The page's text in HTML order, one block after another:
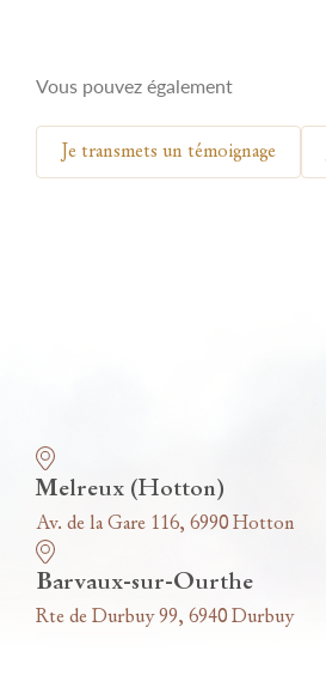
Vous pouvez également
Je transmets un témoignage
Melreux (Hotton)
Av. de la Gare 116, 6990 Hotton
Barvaux-sur-Ourthe
Rte de Durbuy 99, 6940 Durbuy